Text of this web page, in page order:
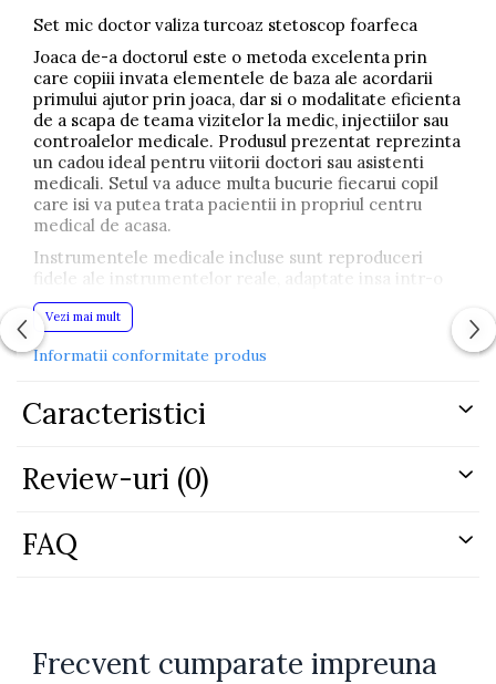
Set mic doctor valiza turcoaz stetoscop foarfeca
Joaca de-a doctorul este o metoda excelenta prin
care copiii invata elementele de baza ale acordarii
primului ajutor prin joaca, dar si o modalitate eficienta
de a scapa de teama vizitelor la medic, injectiilor sau
controalelor medicale. Produsul prezentat reprezinta
un cadou ideal pentru viitorii doctori sau asistenti
medicali. Setul va aduce multa bucurie fiecarui copil
care isi va putea trata pacientii in propriul centru
medical de acasa.
Instrumentele medicale incluse sunt reproduceri
fidele ale instrumentelor reale, adaptate insa intr-o
forma usoara, ergonomica si prietenoasa pentru
copii. Intregul set este realizat din plastic rezistent.
Instrumentele sunt de culoare rosie si sunt
depozitate intr-o valiza practica de culoare turcoaz.
imaginatia copiilor si permite combinarea distractiei
Setul include:
stetoscop
folie medicamente
Vezi mai mult
Informatii conformitate produs
Caracteristici
Review-uri (0)
FAQ
Frecvent cumparate impreuna